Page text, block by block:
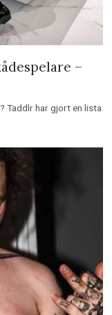
–
Taddlr har gjort en lista